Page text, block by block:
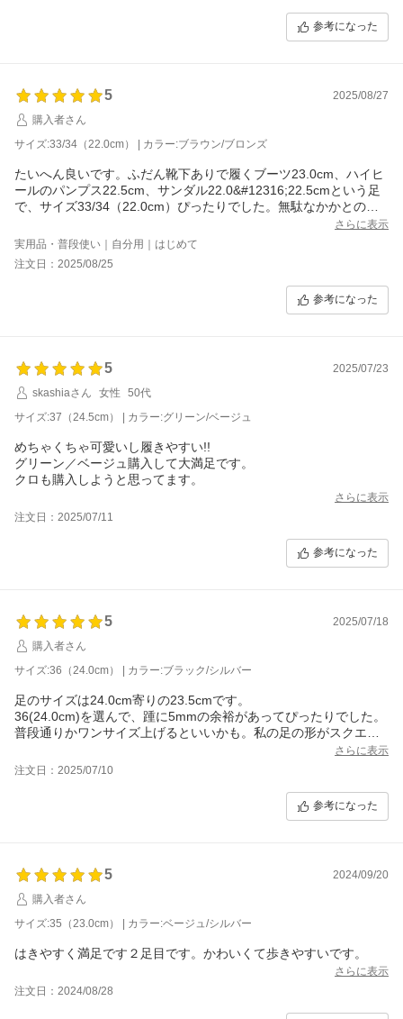
参考になった
5
2025/08/27
購入者さん
サイズ:33/34（22.0cm） | カラー:ブラウン/ブロンズ
たいへん良いです。ふだん靴下ありで履くブーツ23.0cm、ハイヒ
ールのパンプス22.5cm、サンダル22.0&#12316;22.5cmという足
で、サイズ33/34（22.0cm）ぴったりでした。無駄なかかとの空
きもなく、鼻緒/爪先部分が詰まってしまうこともなく。もうひと
つ色違い買おうかな。
さらに表示
実用品・普段使い｜自分用｜はじめて
注文日：2025/08/25
参考になった
5
2025/07/23
skashiaさん
女性
50代
サイズ:37（24.5cm） | カラー:グリーン/ベージュ
めちゃくちゃ可愛いし履きやすい!!
グリーン／ベージュ購入して大満足です。
クロも購入しようと思ってます。
さらに表示
注文日：2025/07/11
参考になった
5
2025/07/18
購入者さん
サイズ:36（24.0cm） | カラー:ブラック/シルバー
足のサイズは24.0cm寄りの23.5cmです。
36(24.0cm)を選んで、踵に5mmの余裕があってぴったりでした。
普段通りかワンサイズ上げるといいかも。私の足の形がスクエア
型でびっくりするほど似合わないけど気に入ってるから履く！笑
さらに表示
注文日：2025/07/10
参考になった
5
2024/09/20
購入者さん
サイズ:35（23.0cm） | カラー:ベージュ/シルバー
はきやすく満足です２足目です。かわいくて歩きやすいです。
さらに表示
注文日：2024/08/28